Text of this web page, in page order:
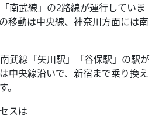
南武線」の2路線が運行していま
移動は中央線、神奈川方面には南
武線「矢川駅」「谷保駅」の駅が
中央線沿いで、新宿まで乗り換え
。
スは